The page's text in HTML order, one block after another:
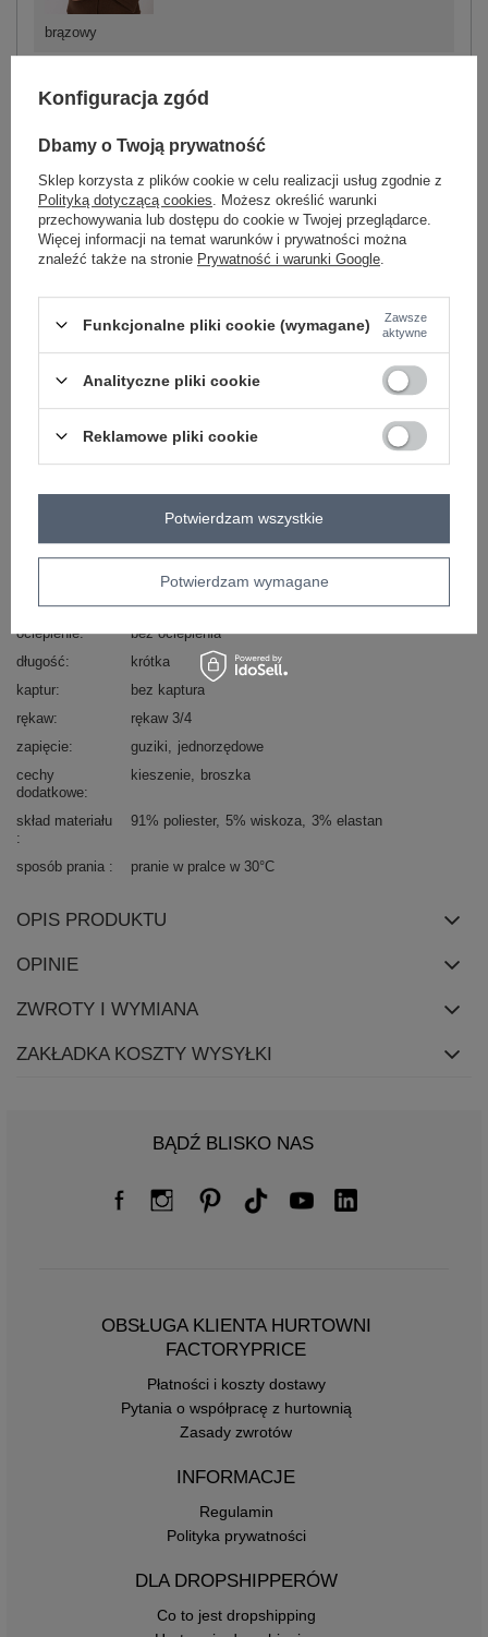
brązowy
ZALOGUJ SIĘ I ZOBACZ CENĘ
Masz pytanie? Chętnie pomożemy.
Zadzwoń+48 601 547 740 Zadaj pytanie
skład materiału : 91% poliester, 5% wiskoza, 3%
sposób prania : pranie w pralce w 30°C
RUE PARIS
elegancki
dominujący
jesień
zima
wypełnienie
nie dotyczy
ocieplenie
bez ocieplenia
długość
krótka
kaptur
bez kaptura
rękaw
rękaw 3/4
zapięcie
guziki
jednorzędowe
cechy
dodatkowe
kieszenie broszka
skład materiału 91% poliester 5% wiskoza 3% elastan
sposób prania pranie w pralce w 30°C
OPIS PRODUKTU
OPINIE
ZWROTY I WYMIANA
ZAKŁADKA KOSZTY WYSYŁKI
BĄDŹ BLISKO NAS
OBSŁUGA KLIENTA HURTOWNI
FACTORYPRICE
Płatności i koszty dostawy
Pytania o współpracę z hurtownią
Zasady zwrotów
INFORMACJE
Regulamin
Polityka prywatności
DLA DROPSHIPPERÓW
Co to jest dropshipping
Konfiguracja zgód
Dbamy o Twoją prywatność
Sklep korzysta z plików cookie w celu realizacji usług zgodnie z
Polityką dotyczącą cookies . Możesz określić warunki
przechowywania lub dostępu do cookie w Twojej przeglądarce.
Więcej informacji na temat warunków i prywatności można
znaleźć także na stronie Prywatność i warunki Google
Funkcjonalne pliki cookie (wymagane)
Zawsze
aktywne
Analityczne pliki cookie
Reklamowe pliki cookie
Potwierdzam wymagane
Potwierdzam wszystkie